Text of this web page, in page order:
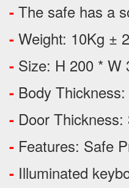
- The safe has a
- Weight: 10Kg ±
- Size: H 200 * W
- Body
- Door Thickness:
- Features: Safe
- Illuminated